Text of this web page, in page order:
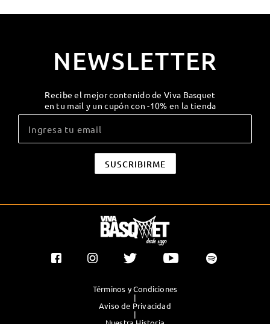
NEWSLETTER
Recibe el mejor contenido de Viva Basquet
en tu mail y un cupón con -10% en la tienda
Términos y Condiciones
|
Aviso de Privacidad
|